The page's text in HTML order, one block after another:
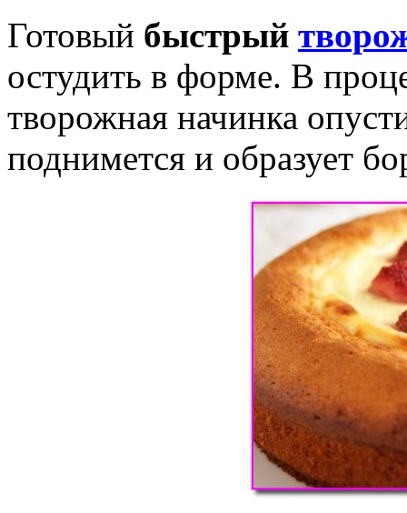
Готовый быстрый
остудить в форме. В
творожная начинка
поднимется и образует